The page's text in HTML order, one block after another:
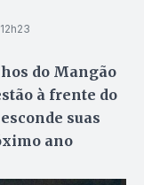
do Mangão
à frente do
suas
ano